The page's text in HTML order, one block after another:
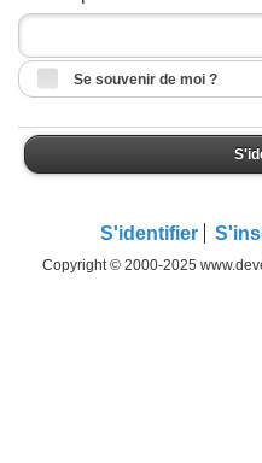
Se souvenir de moi ?
S'identifier
Copyright © 2000-2025